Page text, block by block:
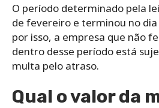
O período determinado pela
de fevereiro e terminou no dia
por isso, a empresa que não
dentro desse período está
multa pelo atraso.
Qual o valor da